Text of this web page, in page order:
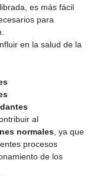
es más fácil
para
en la salud de la
al
normales , ya que
procesos
de los